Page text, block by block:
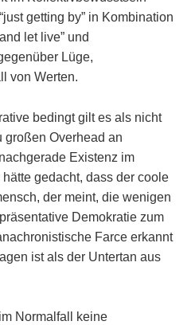
getting by” in Kombination
let live” und
Lüge,
von Werten.
bedingt gilt es als nicht
großen Overhead an
Existenz im
gedacht, dass der coole
der meint, die wenigen
Demokratie zum
Farce erkannt
ist als der Untertan aus
Normalfall keine